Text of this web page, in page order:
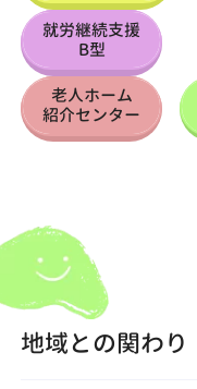
就労継続支援
B型
老人ホーム
紹介センター
地域との関わり